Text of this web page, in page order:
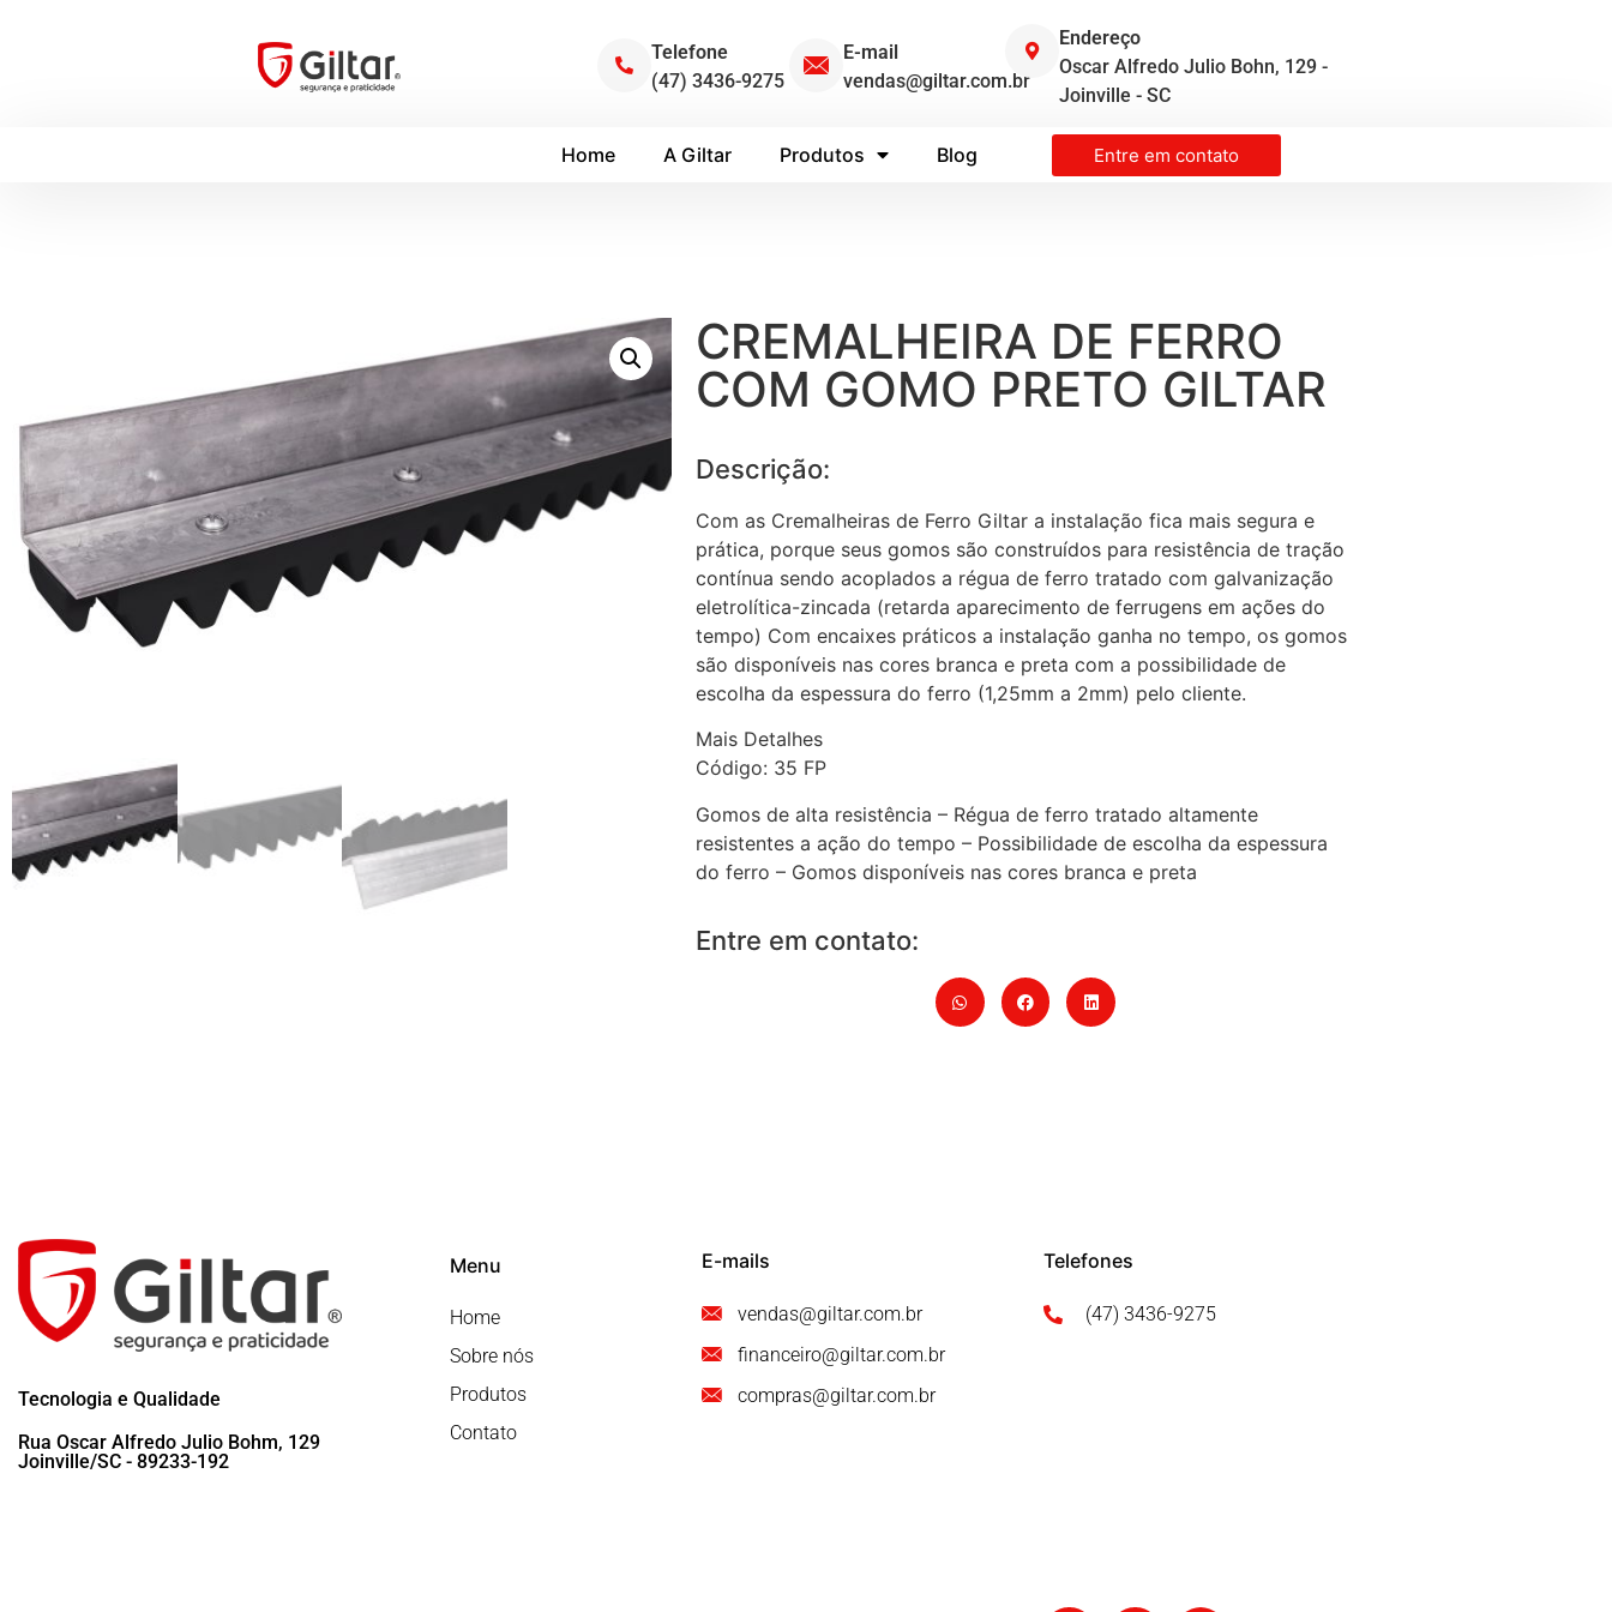
Telefone
(47) 3436-9275
E-mail
vendas@giltar.com.br
Endereço
Oscar Alfredo Julio Bohn, 129 -
Joinville - SC
Home A Giltar Produtos Blog Entre em contato
CREMALHEIRA DE FERRO
COM GOMO PRETO GILTAR
Descrição:
Com as Cremalheiras de Ferro Giltar a instalação fica mais segura e
prática, porque seus gomos são construídos para resistência de tração
contínua sendo acoplados a régua de ferro tratado com galvanização
eletrolítica-zincada (retarda aparecimento de ferrugens em ações do
tempo) Com encaixes práticos a instalação ganha no tempo, os gomos
são disponíveis nas cores branca e preta com a possibilidade de
escolha da espessura do ferro (1,25mm a 2mm) pelo cliente.
Mais Detalhes
Código: 35 FP
Gomos de alta resistência – Régua de ferro tratado altamente
resistentes a ação do tempo – Possibilidade de escolha da espessura
do ferro – Gomos disponíveis nas cores branca e preta
Entre em contato:
Tecnologia e Qualidade
Rua Oscar Alfredo Julio Bohm, 129
Joinville/SC - 89233-192
Menu
Home
Sobre nós
Produtos
Contato
E-mails
vendas@giltar.com.br
financeiro@giltar.com.br
compras@giltar.com.br
Telefones
(47) 3436-9275